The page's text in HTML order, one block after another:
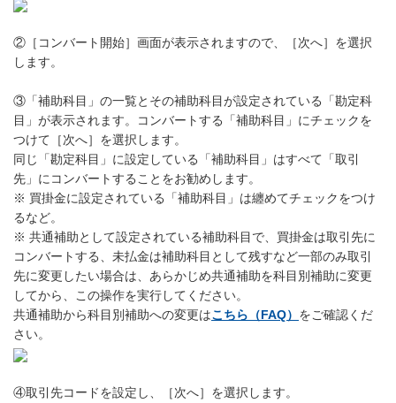
②［コンバート開始］画面が表示されますので、［次へ］を選択
します。
③「補助科目」の一覧とその補助科目が設定されている「勘定科
目」が表示されます。コンバートする「補助科目」にチェックを
つけて［次へ］を選択します。
同じ「勘定科目」に設定している「補助科目」はすべて「取引
先」にコンバートすることをお勧めします。
※ 買掛金に設定されている「補助科目」は纏めてチェックをつけ
るなど。
※ 共通補助として設定されている補助科目で、買掛金は取引先に
コンバートする、未払金は補助科目として残すなど一部のみ取引
先に変更したい場合は、あらかじめ共通補助を科目別補助に変更
してから、この操作を実行してください。
共通補助から科目別補助への変更はこちら（FAQ） をご確認くだ
さい。
④取引先コードを設定し、［次へ］を選択します。